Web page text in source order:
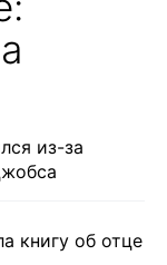
из-за
книгу об отце